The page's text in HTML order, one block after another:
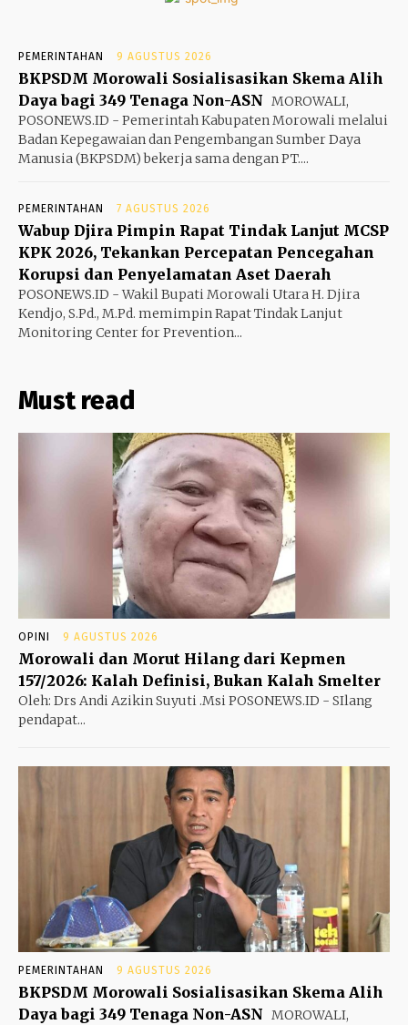
PEMERINTAHAN 9 AGUSTUS 2026
BKPSDM Morowali Sosialisasikan Skema Alih
Daya bagi 349 Tenaga Non-ASN MOROWALI,
POSONEWS.ID - Pemerintah Kabupaten Morowali melalui
Badan Kepegawaian dan Pengembangan Sumber Daya
Manusia (BKPSDM) bekerja sama dengan PT....
PEMERINTAHAN 7 AGUSTUS 2026
Wabup Djira Pimpin Rapat Tindak Lanjut MCSP
KPK 2026, Tekankan Percepatan Pencegahan
Korupsi dan Penyelamatan Aset Daerah
POSONEWS.ID - Wakil Bupati Morowali Utara H. Djira
Kendjo, S.Pd., M.Pd. memimpin Rapat Tindak Lanjut
Monitoring Center for Prevention...
Must read
OPINI 9 AGUSTUS 2026
Morowali dan Morut Hilang dari Kepmen
157/2026: Kalah Definisi, Bukan Kalah Smelter
Oleh: Drs Andi Azikin Suyuti .Msi POSONEWS.ID - SIlang
pendapat...
PEMERINTAHAN 9 AGUSTUS 2026
BKPSDM Morowali Sosialisasikan Skema Alih
Daya bagi 349 Tenaga Non-ASN MOROWALI,